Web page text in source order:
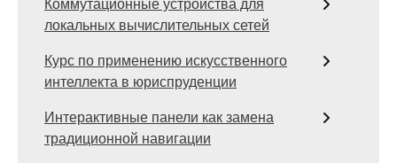
локальных вычислительных сетей
Курс по применению искусственного
интеллекта в юриспруденции
Интерактивные панели как замена
традиционной навигации